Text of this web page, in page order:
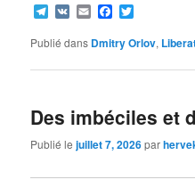
Telegram
VK EmailFacebook
Publié dans Dmitry Orlov,
Des imbéciles et
Publié lejuillet 7, 2026par